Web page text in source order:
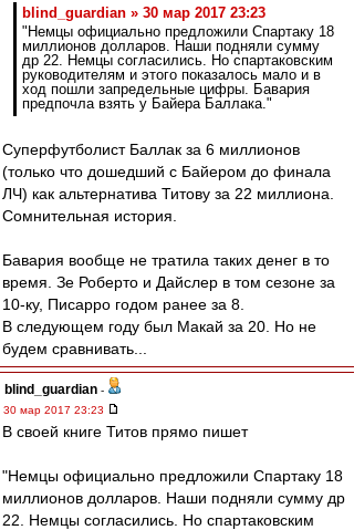
blind_guardian » 30 мар 2017 23:23
"Немцы официально предложили Спартаку 18
миллионов долларов. Наши подняли сумму
др 22. Немцы согласились. Но спартаковским
руководителям и этого показалось мало и в
ход пошли запредельные цифры. Бавария
предпочла взять у Байера Баллака."
Суперфутболист Баллак за 6 миллионов
(только что дошедший с Байером до финала
ЛЧ) как альтернатива Титову за 22 миллиона.
Сомнительная история.
Бавария вообще не тратила таких денег в то
время. Зе Роберто и Дайслер в том сезоне за
10-ку, Писарро годом ранее за 8.
В следующем году был Макай за 20. Но не
будем сравнивать...
blind_guardian -
30 мар 2017 23:23
В своей книге Титов прямо пишет
"Немцы официально предложили Спартаку 18
миллионов долларов. Наши подняли сумму др
22. Немцы согласились. Но спартаковским